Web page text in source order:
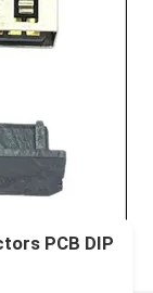
PCB DIP